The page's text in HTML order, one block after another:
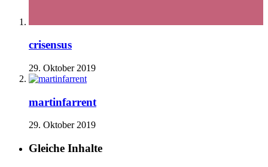
crisensus
29. Oktober 2019
martinfarrent
29. Oktober 2019
Gleiche Inhalte